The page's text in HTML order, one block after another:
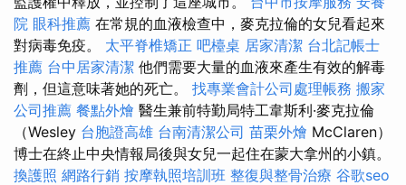
院 眼科推薦 在常規的血液檢查中，麥克拉倫的女兒看起來
對病毒免疫。 太平脊椎矯正 吧檯桌 居家清潔 台北記帳士
推薦 台中居家清潔 他們需要大量的血液來產生有效的解毒
劑，但這意味著她的死亡。 找專業會計公司處理帳務 搬家
公司推薦 餐點外燴 醫生兼前特勤局特工韋斯利·麥克拉倫
（Wesley 台胞證高雄 台南清潔公司 苗栗外燴 McClaren）
博士在終止中央情報局後與女兒一起住在蒙大拿州的小鎮。
換護照 網路行銷 按摩執照培訓班 整復與整骨治療 谷歌seo